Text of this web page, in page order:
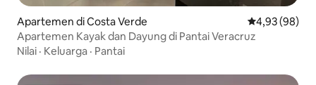
Apartemen di Costa Verde Nilai rata-rata
4,93 (98)
Apartemen Kayak dan Dayung di Pantai Veracruz
Nilai · Keluarga · Pantai